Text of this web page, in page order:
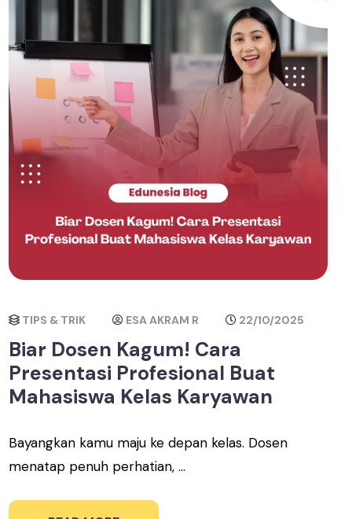
TIPS & TRIK ESA AKRAM R 22/10/2025
Biar Dosen Kagum! Cara
Presentasi Profesional Buat
Mahasiswa Kelas Karyawan
Bayangkan kamu maju ke depan kelas. Dosen
menatap penuh perhatian, ...